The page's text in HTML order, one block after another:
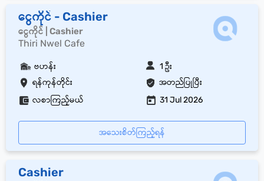
ငွေကိုင် - Cashier
ငွေကိုင် | Cashier
Thiri Nwel Cafe
ရန်ကုန်တိုင်း အတည်ပြုပြီး
ဗဟန်း 1 ဦး
လစာကြည့်မယ် 31 Jul 2026
အသေးစိတ်ကြည့်ရန်
Cashier